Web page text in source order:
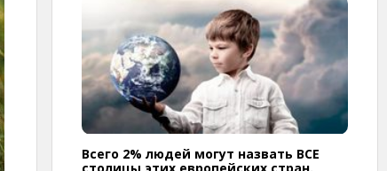
Всего 2% людей могут назвать ВСЕ